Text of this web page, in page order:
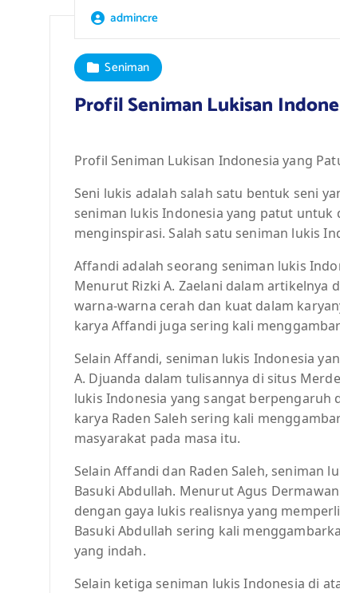
admincre
Seniman
Profil Seniman Lukisan
Profil Seniman Lukisan Indonesia yang
Seni lukis adalah salah satu bentuk seni
seniman lukis Indonesia yang patut
menginspirasi. Salah satu seniman lukis
Affandi adalah seorang seniman lukis
Menurut Rizki A. Zaelani dalam artikelnya
warna-warna cerah dan kuat dalam
karya Affandi juga sering kali
Selain Affandi, seniman lukis Indonesia
A. Djuanda dalam tulisannya di situs
lukis Indonesia yang sangat berpengaruh
karya Raden Saleh sering kali
masyarakat pada masa itu.
Selain Affandi dan Raden Saleh, seniman
Basuki Abdullah. Menurut Agus
dengan gaya lukis realisnya yang
Basuki Abdullah sering kali
yang indah.
Selain ketiga seniman lukis Indonesia di